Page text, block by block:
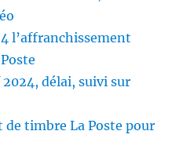
l’affranchissement
délai, suivi sur
de timbre La Poste pour